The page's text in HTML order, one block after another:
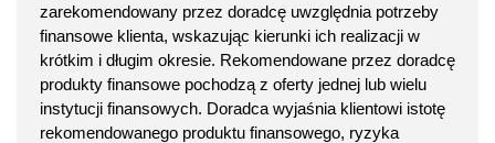
zarekomendowany przez doradcę uwzględnia potrzeby
finansowe klienta, wskazując kierunki ich realizacji w
krótkim i długim okresie. Rekomendowane przez doradcę
produkty finansowe pochodzą z oferty jednej lub wielu
instytucji finansowych. Doradca wyjaśnia klientowi istotę
rekomendowanego produktu finansowego, ryzyka